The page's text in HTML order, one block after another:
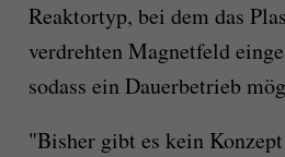
Reaktortyp, bei dem das
verdrehten Magnetfeld
sodass ein Dauerbetrieb
"Bisher gibt es kein